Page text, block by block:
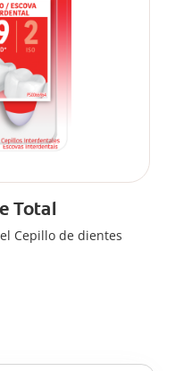
Total
Cepillo de dientes